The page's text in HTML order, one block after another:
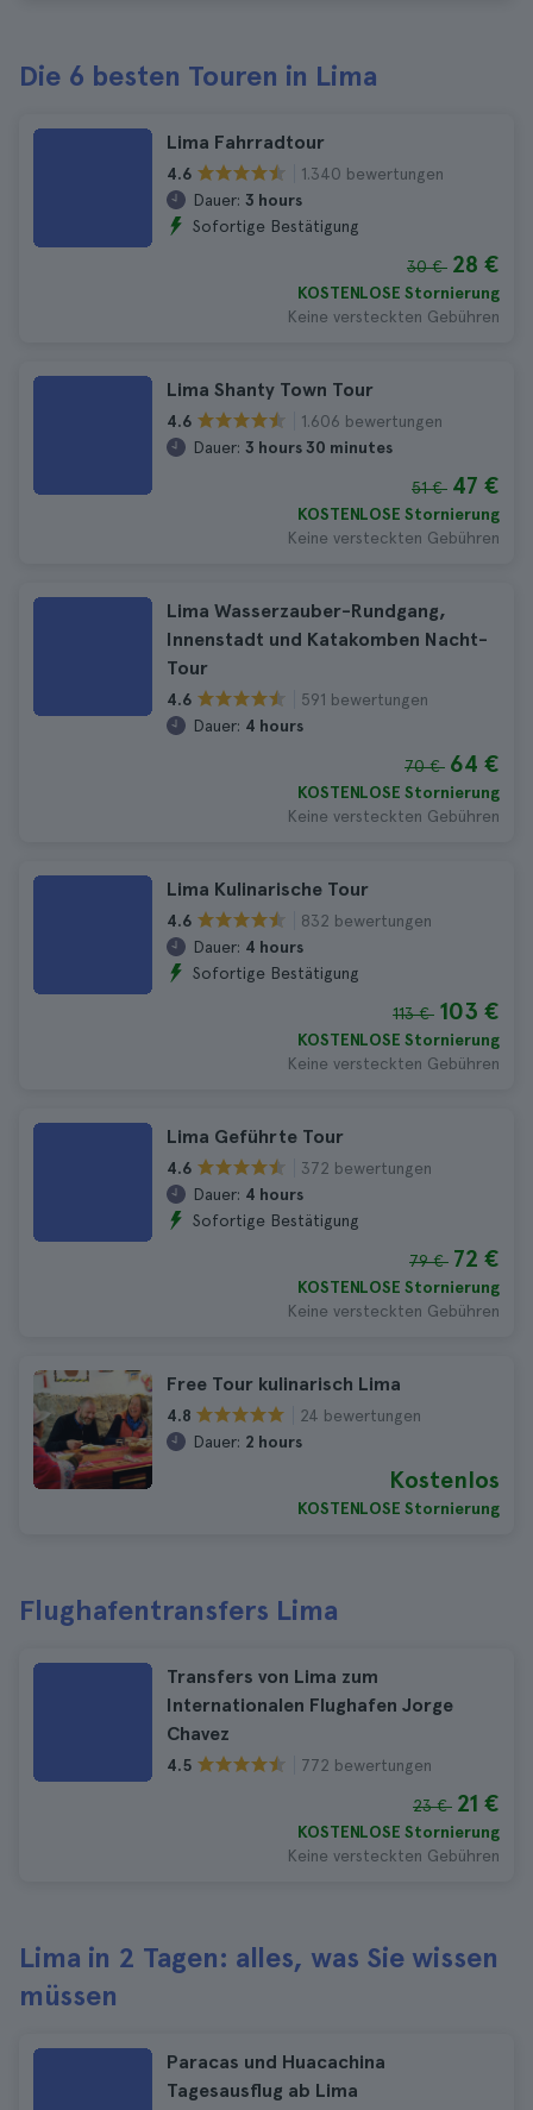
Die 6 besten Touren in Lima
Lima Fahrradtour
4.6
1.340 bewertungen
Dauer: 3 hours
Sofortige Bestätigung
30 € 28 €
KOSTENLOSE Stornierung
Keine versteckten Gebühren
Lima Shanty Town Tour
4.6
1.606 bewertungen
Dauer: 3 hours 30 minutes
51 € 47 €
KOSTENLOSE Stornierung
Keine versteckten Gebühren
Lima Wasserzauber-Rundgang,
Innenstadt und Katakomben Nacht-
Tour
4.6
591 bewertungen
Dauer: 4 hours
70 € 64 €
KOSTENLOSE Stornierung
Keine versteckten Gebühren
Lima Kulinarische Tour
4.6
832 bewertungen
Dauer: 4 hours
Sofortige Bestätigung
113 € 103 €
KOSTENLOSE Stornierung
Keine versteckten Gebühren
Lima Geführte Tour
4.6
372 bewertungen
Dauer: 4 hours
Sofortige Bestätigung
79 € 72 €
KOSTENLOSE Stornierung
Keine versteckten Gebühren
Free Tour kulinarisch Lima
4.8
24 bewertungen
Dauer: 2 hours
Kostenlos
KOSTENLOSE Stornierung
Flughafentransfers Lima
Transfers von Lima zum
Internationalen Flughafen Jorge
Chavez
4.5 772 bewertungen
23 € 21 €
KOSTENLOSE Stornierung
Keine versteckten Gebühren
Lima in 2 Tagen: alles, was Sie wissen
müssen
Paracas und Huacachina
Tagesausflug ab Lima